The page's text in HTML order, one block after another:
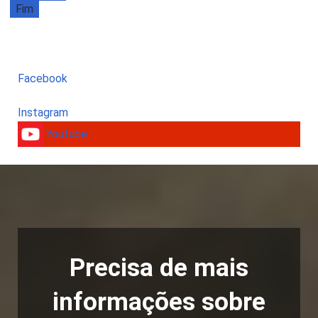
Fim
Facebook
Instagram
Youtube
Precisa de mais
informações sobre